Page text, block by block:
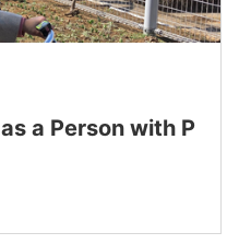
a Person with P